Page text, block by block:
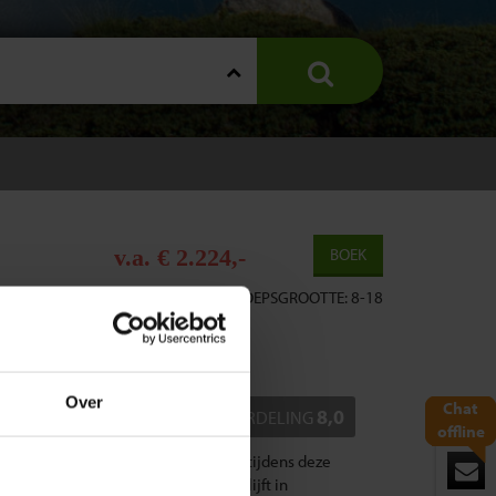
Over
Chat
offline
BOEK
v.a. € 2.224,-
GROEPSGROOTTE: 8-18
BEOORDELING 8,0
van) de accommodaties die wij tijdens deze
. Je verblijft in